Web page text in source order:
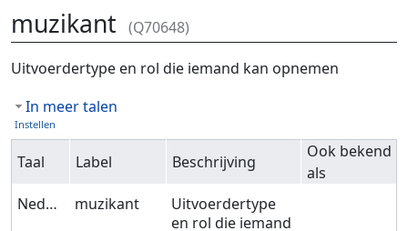
muzikant (Q70648)
Ga naar:navigatie, zoeken
Uitvoerdertype en rol die iemand kan opnemen
In meer talen
Instellen
Taal Label Beschrijving
Ook bekend
als
Nederlands
muzikant
Uitvoerdertype
en rol die iemand